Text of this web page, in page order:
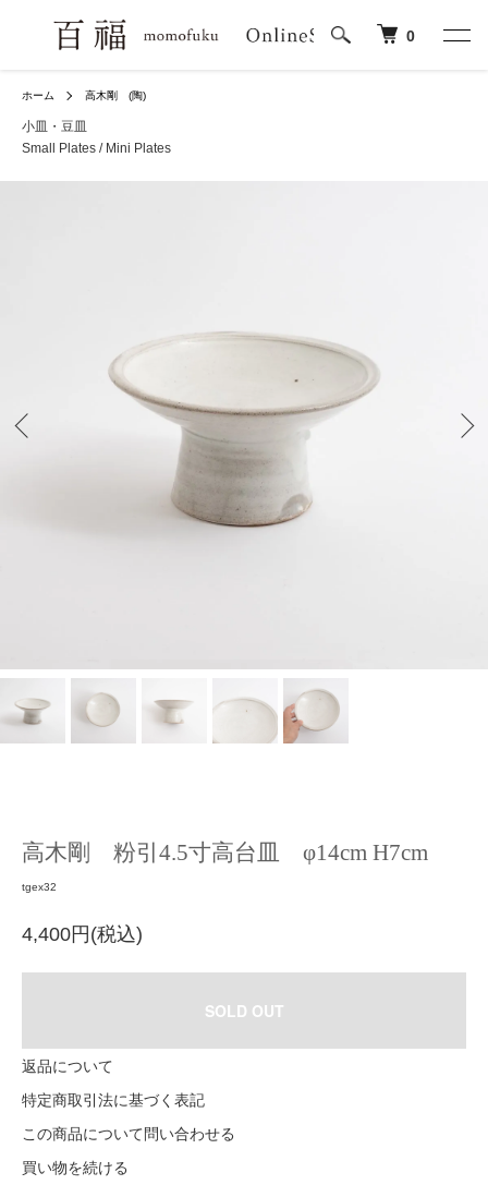
0
ホーム 高木剛 (陶)
小皿・豆皿
Small Plates / Mini Plates
高木剛 粉引4.5寸高台皿 φ14cm H7cm
tgex32
4,400円(税込)
SOLD OUT
返品について
特定商取引法に基づく表記
この商品について問い合わせる
買い物を続ける